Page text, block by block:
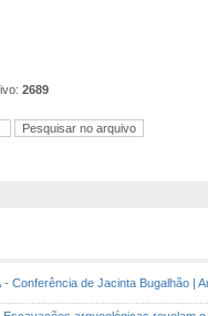
2689
- Conferência de Jacinta Bugalhão |